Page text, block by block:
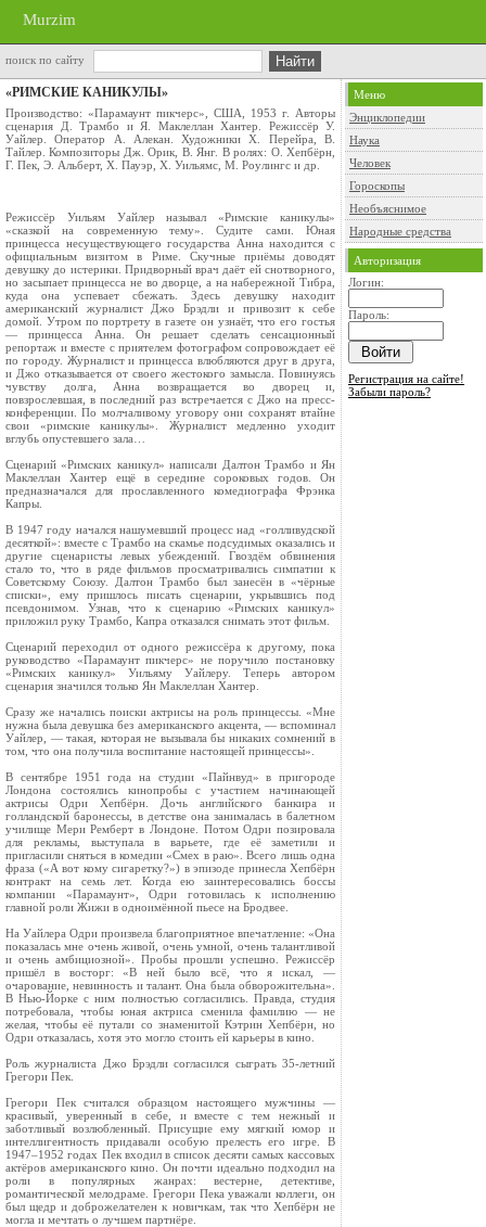
Murzim
поиск по сайту
«РИМСКИЕ КАНИКУЛЫ»
Производство: «Парамаунт пикчерс», США, 1953 г. Авторы
сценария Д. Трамбо и Я. Маклеллан Хантер. Режиссёр У.
Уайлер. Оператор А. Алекан. Художники Х. Перейра, В.
Тайлер. Композиторы Дж. Орик, В. Янг. В ролях: О. Хепбёрн,
Г. Пек, Э. Альберт, Х. Пауэр, Х. Уильямс, М. Роулингс и др.
Режиссёр Уильям Уайлер называл «Римские каникулы»
«сказкой на современную тему». Судите сами. Юная
принцесса несуществующего государства Анна находится с
официальным визитом в Риме. Скучные приёмы доводят
девушку до истерики. Придворный врач даёт ей снотворного,
но засыпает принцесса не во дворце, а на набережной Тибра,
куда она успевает сбежать. Здесь девушку находит
американский журналист Джо Брэдли и привозит к себе
домой. Утром по портрету в газете он узнаёт, что его гостья
— принцесса Анна. Он решает сделать сенсационный
репортаж и вместе с приятелем фотографом сопровождает её
по городу. Журналист и принцесса влюбляются друг в друга,
и Джо отказывается от своего жестокого замысла. Повинуясь
чувству долга, Анна возвращается во дворец и,
повзрослевшая, в последний раз встречается с Джо на пресс-
конференции. По молчаливому уговору они сохранят втайне
свои «римские каникулы». Журналист медленно уходит
вглубь опустевшего зала…
Сценарий «Римских каникул» написали Далтон Трамбо и Ян
Маклеллан Хантер ещё в середине сороковых годов. Он
предназначался для прославленного комедиографа Фрэнка
Капры.
В 1947 году начался нашумевший процесс над «голливудской
десяткой»: вместе с Трамбо на скамье подсудимых оказались и
другие сценаристы левых убеждений. Гвоздём обвинения
стало то, что в ряде фильмов просматривались симпатии к
Советскому Союзу. Далтон Трамбо был занесён в «чёрные
списки», ему пришлось писать сценарии, укрывшись под
псевдонимом. Узнав, что к сценарию «Римских каникул»
приложил руку Трамбо, Капра отказался снимать этот фильм.
Сценарий переходил от одного режиссёра к другому, пока
руководство «Парамаунт пикчерс» не поручило постановку
«Римских каникул» Уильяму Уайлеру. Теперь автором
сценария значился только Ян Маклеллан Хантер.
Сразу же начались поиски актрисы на роль принцессы. «Мне
нужна была девушка без американского акцента, — вспоминал
Уайлер, — такая, которая не вызывала бы никаких сомнений в
том, что она получила воспитание настоящей принцессы».
В сентябре 1951 года на студии «Пайнвуд» в пригороде
Лондона состоялись кинопробы с участием начинающей
актрисы Одри Хепбёрн. Дочь английского банкира и
голландской баронессы, в детстве она занималась в балетном
училище Мери Ремберт в Лондоне. Потом Одри позировала
для рекламы, выступала в варьете, где её заметили и
пригласили сняться в комедии «Смех в раю». Всего лишь одна
фраза («А вот кому сигаретку?») в эпизоде принесла Хепбёрн
контракт на семь лет. Когда ею заинтересовались боссы
компании «Парамаунт», Одри готовилась к исполнению
главной роли Жижи в одноимённой пьесе на Бродвее.
На Уайлера Одри произвела благоприятное впечатление: «Она
показалась мне очень живой, очень умной, очень талантливой
и очень амбициозной». Пробы прошли успешно. Режиссёр
пришёл в восторг: «В ней было всё, что я искал, —
очарование, невинность и талант. Она была обворожительна».
В Нью-Йорке с ним полностью согласились. Правда, студия
потребовала, чтобы юная актриса сменила фамилию — не
желая, чтобы её путали со знаменитой Кэтрин Хепбёрн, но
Одри отказалась, хотя это могло стоить ей карьеры в кино.
Роль журналиста Джо Брэдли согласился сыграть 35-летний
Грегори Пек.
Грегори Пек считался образцом настоящего мужчины —
красивый, уверенный в себе, и вместе с тем нежный и
заботливый возлюбленный. Присущие ему мягкий юмор и
интеллигентность придавали особую прелесть его игре. В
1947–1952 годах Пек входил в список десяти самых кассовых
актёров американского кино. Он почти идеально подходил на
роли в популярных жанрах: вестерне, детективе,
романтической мелодраме. Грегори Пека уважали коллеги, он
был щедр и доброжелателен к новичкам, так что Хепбёрн не
могла и мечтать о лучшем партнёре.
Меню
Энциклопедии
Наука
Человек
Гороскопы
Необъяснимое
Народные средства
Авторизация
Логин:
Пароль:
Регистрация на сайте!
Забыли пароль?